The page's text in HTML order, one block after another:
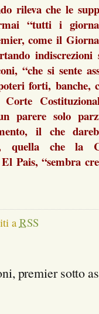
rileva che le
“tutti i
come il
indiscrezioni
“che si sente
forti, banche,
parere solo
il che
quella che la
Pais, “sembra
aRSS
premier sotto